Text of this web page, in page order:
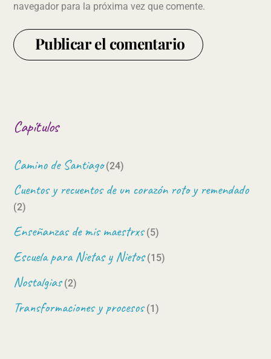
navegador para la próxima vez que comente.
Capítulos
Camino de Santiago(24)
Cuentos y recuentos de un corazón roto y remendado
(2)
Enseñanzas de mis maestrxs(5)
Escuela para Nietas y Nietos(15)
Nostalgias(2)
Transformaciones y procesos(1)